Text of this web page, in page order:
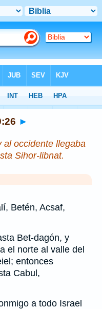
►
al occidente llegaba
Sihor-libnat.
Betén, Acsaf,
Bet-dagón, y
el norte al valle del
entonces
Cabul,
a todo Israel